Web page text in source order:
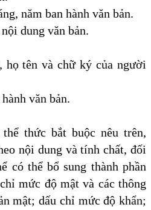
năm ban hành văn bản.
dung văn bản.
họ tên và chữ ký của người
văn bản.
thức bắt buộc nêu trên,
nội dung và tính chất, đối
có thể bổ sung thành phần
mức độ mật và các thông
mật; dấu chỉ mức độ khẩn;